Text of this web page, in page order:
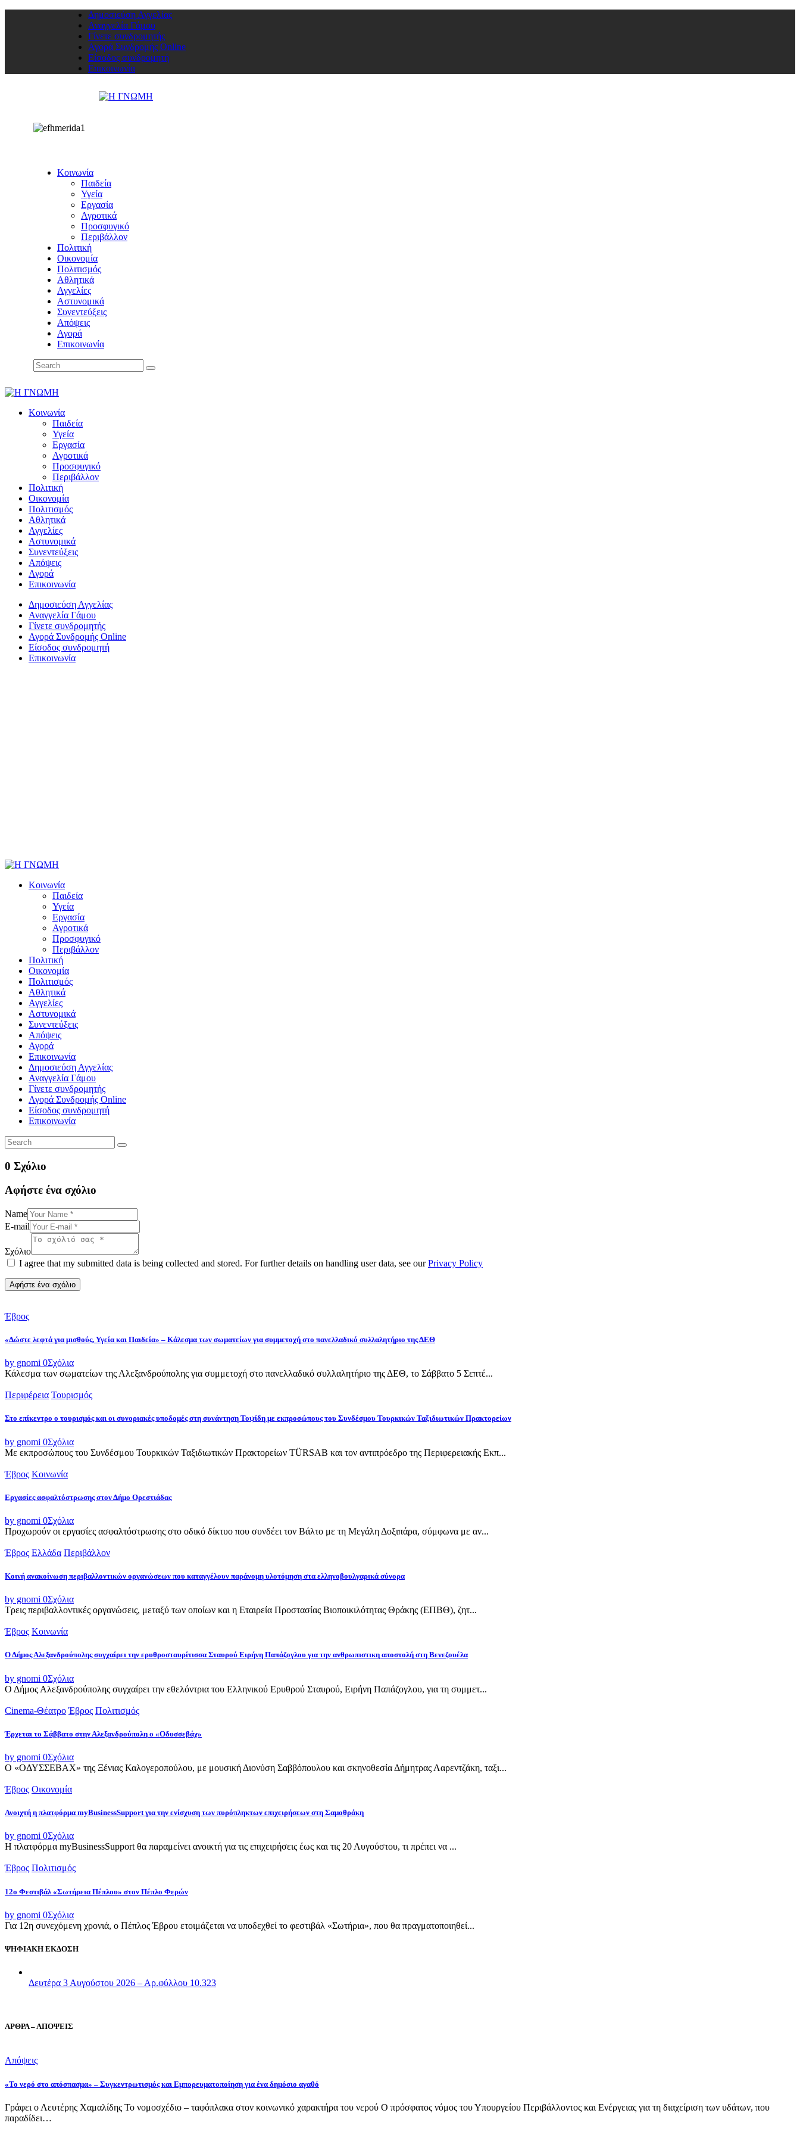
Δημοσιεύση Αγγελίας
Αναγγελία Γάμου
Γίνετε συνδρομητής
Αγορά Συνδρομής Online
Είσοδος συνδρομητή
Επικοινωνία
Κοινωνία
Παιδεία
Υγεία
Εργασία
Αγροτικά
Προσφυγικό
Περιβάλλον
Πολιτική
Οικονομία
Πολιτισμός
Αθλητικά
Αγγελίες
Αστυνομικά
Συνεντεύξεις
Απόψεις
Αγορά
Επικοινωνία
Κοινωνία
Παιδεία
Υγεία
Εργασία
Αγροτικά
Προσφυγικό
Περιβάλλον
Πολιτική
Οικονομία
Πολιτισμός
Αθλητικά
Αγγελίες
Αστυνομικά
Συνεντεύξεις
Απόψεις
Αγορά
Επικοινωνία
Δημοσιεύση Αγγελίας
Αναγγελία Γάμου
Γίνετε συνδρομητής
Αγορά Συνδρομής Online
Είσοδος συνδρομητή
Επικοινωνία
Κοινωνία
Παιδεία
Υγεία
Εργασία
Αγροτικά
Προσφυγικό
Περιβάλλον
Πολιτική
Οικονομία
Πολιτισμός
Αθλητικά
Αγγελίες
Αστυνομικά
Συνεντεύξεις
Απόψεις
Αγορά
Επικοινωνία
Δημοσιεύση Αγγελίας
Αναγγελία Γάμου
Γίνετε συνδρομητής
Αγορά Συνδρομής Online
Είσοδος συνδρομητή
Επικοινωνία
0 Σχόλιο
Αφήστε ένα σχόλιο
Name
E-mail
Σχόλιο
I agree that my submitted data is being collected and stored. For further details on handling user data, see ourPrivacy Policy
Έβρος
«Δώστε λεφτά για μισθούς, Υγεία και Παιδεία» – Κάλεσμα των σωματείων για συμμετοχή στο πανελλαδικό συλλαλητήριο της ΔΕΘ
by gnomi 0Σχόλια
Κάλεσμα των σωματείων της Αλεξανδρούπολης για συμμετοχή στο πανελλαδικό συλλαλητήριο της ΔΕΘ, το Σάββατο 5 Σεπτέ...
Περιφέρεια Τουρισμός
Στο επίκεντρο ο τουρισμός και οι συνοριακές υποδομές στη συνάντηση Τοψίδη με εκπροσώπους του Συνδέσμου Τουρκικών Ταξιδιωτικών Πρακτορείων
by gnomi 0Σχόλια
Με εκπροσώπους του Συνδέσμου Τουρκικών Ταξιδιωτικών Πρακτορείων TÜRSAB και τον αντιπρόεδρο της Περιφερειακής Εκπ...
Έβρος Κοινωνία
Εργασίες ασφαλτόστρωσης στον Δήμο Ορεστιάδας
by gnomi 0Σχόλια
Προχωρούν οι εργασίες ασφαλτόστρωσης στο οδικό δίκτυο που συνδέει τον Βάλτο με τη Μεγάλη Δοξιπάρα, σύμφωνα με αν...
Έβρος Ελλάδα Περιβάλλον
Κοινή ανακοίνωση περιβαλλοντικών οργανώσεων που καταγγέλουν παράνομη υλοτόμηση στα ελληνοβουλγαρικά σύνορα
by gnomi 0Σχόλια
Τρεις περιβαλλοντικές οργανώσεις, μεταξύ των οποίων και η Εταιρεία Προστασίας Βιοποικιλότητας Θράκης (ΕΠΒΘ), ζητ...
Έβρος Κοινωνία
Ο Δήμος Αλεξανδρούπολης συγχαίρει την ερυθροσταυρίτισσα Σταυρού Ειρήνη Παπάζογλου για την ανθρωπιστικη αποστολή στη Βενεζουέλα
by gnomi 0Σχόλια
Ο Δήμος Αλεξανδρούπολης συγχαίρει την εθελόντρια του Ελληνικού Ερυθρού Σταυρού, Ειρήνη Παπάζογλου, για τη συμμετ...
Cinema-Θέατρο Έβρος Πολιτισμός
Έρχεται το Σάββατο στην Αλεξανδρούπολη ο «Οδυσσεβάχ»
by gnomi 0Σχόλια
Ο «ΟΔΥΣΣΕΒΑΧ» της Ξένιας Καλογεροπούλου, με μουσική Διονύση Σαββόπουλου και σκηνοθεσία Δήμητρας Λαρεντζάκη, ταξι...
Έβρος Οικονομία
Ανοιχτή η πλατφόρμα myBusinessSupport για την ενίσχυση των πυρόπληκτων επιχειρήσεων στη Σαμοθράκη
by gnomi 0Σχόλια
Η πλατφόρμα myBusinessSupport θα παραμείνει ανοικτή για τις επιχειρήσεις έως και τις 20 Αυγούστου, τι πρέπει να ...
Έβρος Πολιτισμός
12ο Φεστιβάλ «Σωτήρεια Πέπλου» στον Πέπλο Φερών
by gnomi 0Σχόλια
Για 12η συνεχόμενη χρονιά, ο Πέπλος Έβρου ετοιμάζεται να υποδεχθεί το φεστιβάλ «Σωτήρια», που θα πραγματοποιηθεί...
ΨΗΦΙΑΚΗ ΕΚΔΟΣΗ
Δευτέρα 3 Αυγούστου 2026 – Αρ.φύλλου 10.323
ΑΡΘΡΑ – ΑΠΟΨΕΙΣ
Απόψεις
«Το νερό στο απόσπασμα» – Συγκεντρωτισμός και Εμπορευματοποίηση για ένα δημόσιο αγαθό
Γράφει ο Λευτέρης Χαμαλίδης Το νομοσχέδιο – ταφόπλακα στον κοινωνικό χαρακτήρα του νερού Ο πρόσφατος νόμος του Υπουργείου Περιβάλλοντος και Ενέργειας για τη διαχείριση των υδάτων, που
παραδίδει…